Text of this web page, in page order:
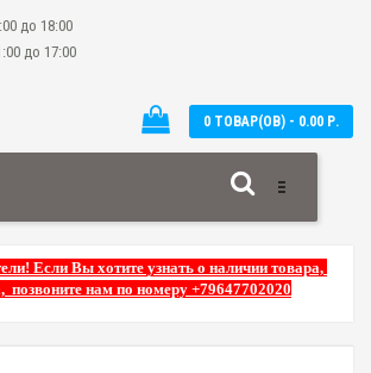
до 18:00
до 17:00
0 ТОВАР(ОВ) - 0.00 Р.
Если Вы хотите узнать о наличии товара,
позвоните нам по номеру +79647702020